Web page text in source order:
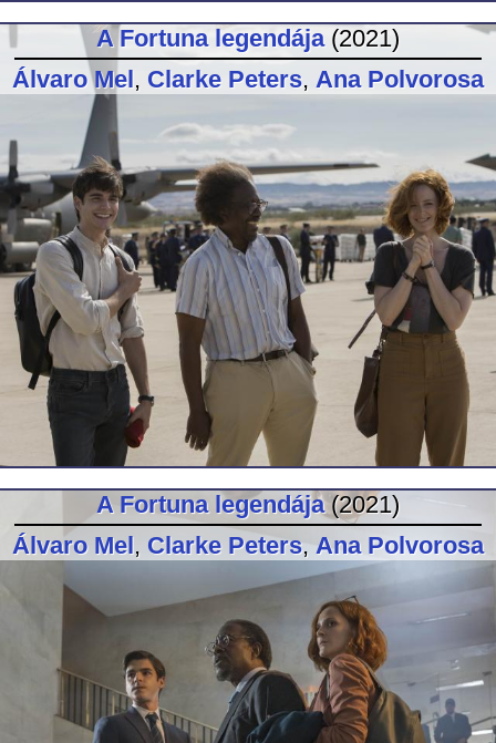
A Fortuna legendája(2021)
Álvaro Mel, Clarke Peters, Ana Polvorosa
A Fortuna legendája(2021)
Álvaro Mel, Clarke Peters, Ana Polvorosa